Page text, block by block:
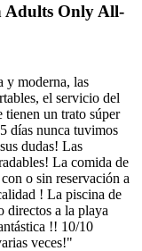
Adults Only All-
y moderna, las
el servicio del
tienen un trato súper
días nunca tuvimos
dudas! Las
La comida de
o sin reservación a
! La piscina de
directos a la playa
!! 10/10
veces!"